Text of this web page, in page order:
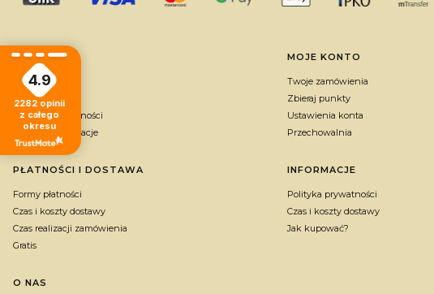
Linki w stopce
POMOC
Regulaminy
FAQ
Polityka prywatności
Zwroty i reklamacje
MOJE KONTO
Twoje zamówienia
Zbieraj punkty
Ustawienia konta
Przechowalnia
PŁATNOŚCI I DOSTAWA
Formy płatności
Czas i koszty dostawy
Czas realizacji zamówienia
Gratis
INFORMACJE
Polityka prywatności
Czas i koszty dostawy
Jak kupować?
O NAS
4.9
2282 opinii
z całego
okresu